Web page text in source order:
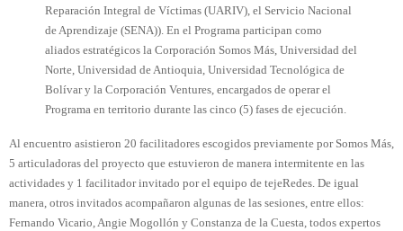
Reparación Integral de Víctimas (UARIV), el Servicio Nacional
de Aprendizaje (SENA)). En el Programa participan como
aliados estratégicos la Corporación Somos Más, Universidad del
Norte, Universidad de Antioquia, Universidad Tecnológica de
Bolívar y la Corporación Ventures, encargados de operar el
Programa en territorio durante las cinco (5) fases de ejecución.
Al encuentro asistieron 20 facilitadores escogidos previamente por Somos Más,
5 articuladoras del proyecto que estuvieron de manera intermitente en las
actividades y 1 facilitador invitado por el equipo de tejeRedes. De igual
manera, otros invitados acompañaron algunas de las sesiones, entre ellos:
Fernando Vicario, Angie Mogollón y Constanza de la Cuesta, todos expertos